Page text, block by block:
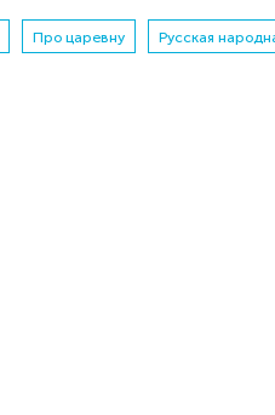
Про царевну Русская